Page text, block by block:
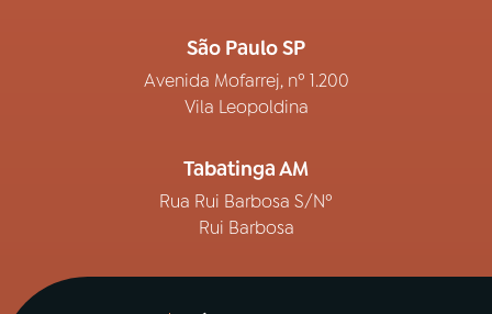
São Paulo SP
Avenida Mofarrej, nº 1.200
Vila Leopoldina
Tabatinga AM
Rua Rui Barbosa S/Nº
Rui Barbosa